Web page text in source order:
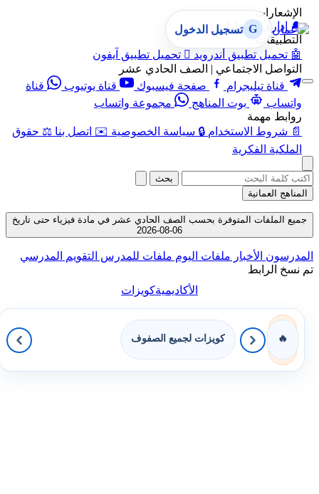
الإشعارات
🔔 إدارة الإشعارات
التطبيقات
🤖 تحميل تطبيق أندرويد  تحميل تطبيق آيفون
التواصل الاجتماعي | الصف الحادي عشر
قناة تيليجرام
صفحة فيسبوك قناة يوتيوب
قناة
واتساب
بوت المناهج
مجموعة واتساب
روابط مهمة
📄 شروط الاستخدام 🔒 سياسة الخصوصية ✉️ اتصل بنا ⚖️ حقوق
الملكية الفكرية
G تسجيل الدخول
بحث
المناهج العمانية
جميع الملفات المتوفرة بحسب الصف الحادي عشر في مادة فيزياء حتى تاريخ
06-08-2026
المدرسون الأخبار ملفات اليوم ملفات للمدرس التقويم المدرسي
تم نسخ الرابط
الأكاديميةكويزات
🔥 كويزات لجميع الصفوف